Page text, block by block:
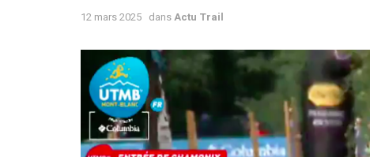
12 mars 2025 dansActu Trail